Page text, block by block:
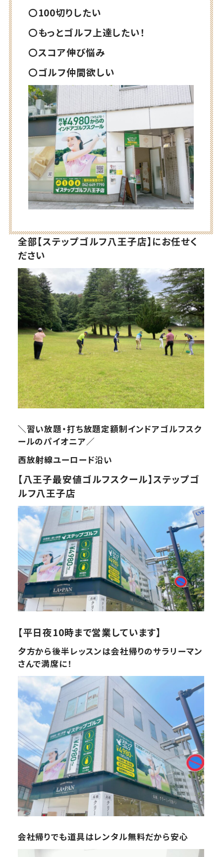
〇100切りしたい
〇もっとゴルフ上達したい！
〇スコア伸び悩み
〇ゴルフ仲間欲しい
全部【ステップゴルフ八王子店】にお任せく
ださい
＼習い放題・打ち放題定額制インドアゴルフスク
ールのパイオニア／
西放射線ユーロード沿い
【八王子最安値ゴルフスクール】ステップゴ
ルフ八王子店
【平日夜10時まで営業しています】
夕方から後半レッスンは会社帰りのサラリーマン
さんで満席に！
会社帰りでも道具はレンタル無料だから安心